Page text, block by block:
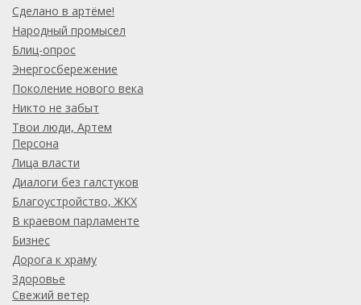
Сделано в артёме!
Народный промысел
Блиц-опрос
Энергосбережение
Поколение нового века
Никто не забыт
Твои люди, Артем
Персона
Лица власти
Диалоги без галстуков
Благоустройство, ЖКХ
В краевом парламенте
Бизнес
Дорога к храму
Здоровье
Свежий ветер